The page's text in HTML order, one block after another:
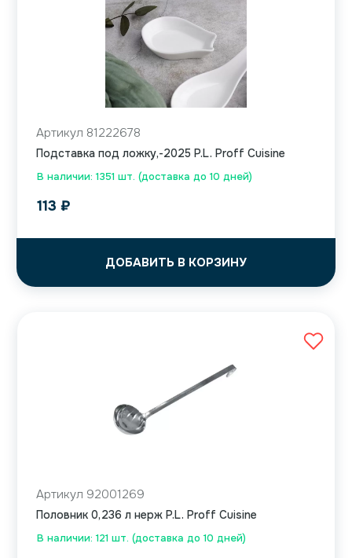
В наличии: 1351 шт. (доставка до 10 дней)
Артикул 81222678
Подставка под ложку,-2025 P.L. Proff Cuisine
113 ₽
ДОБАВИТЬ В КОРЗИНУ
В наличии: 121 шт. (доставка до 10 дней)
Артикул 92001269
Половник 0,236 л нерж P.L. Proff Cuisine